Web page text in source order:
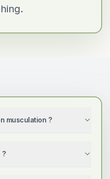
musculation ?
?